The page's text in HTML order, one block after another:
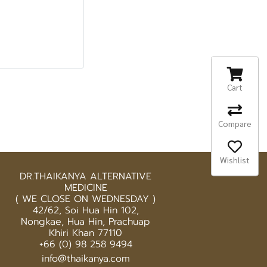
DR.THAIKANYA ALTERNATIVE
MEDICINE
( WE CLOSE ON WEDNESDAY )
42/62, Soi Hua Hin 102,
Nongkae, Hua Hin, Prachuap
Khiri Khan 77110
+66 (0) 98 258 9494
info@thaikanya.com
Cart
Compare
Wishlist